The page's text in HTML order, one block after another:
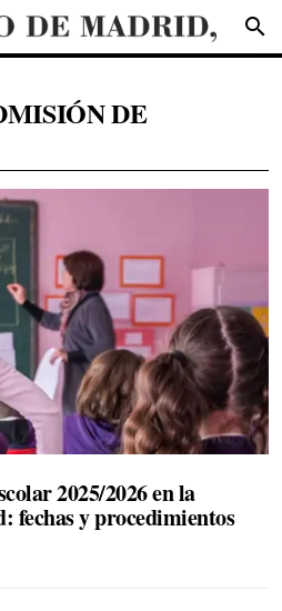
search
DE
2025/2026 en la
fechas y procedimientos